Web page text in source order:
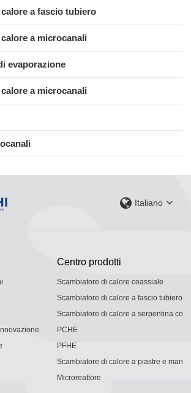
a fascio tubiero
a microcanali
evaporazione
a microcanali
Italiano
Centro prodotti
Scambiatore di calore coassiale
Scambiatore di calore a fascio tubiero
Scambiatore di calore a serpentina con
PCHE
PFHE
Scambiatore di calore a piastre e
Microreattore